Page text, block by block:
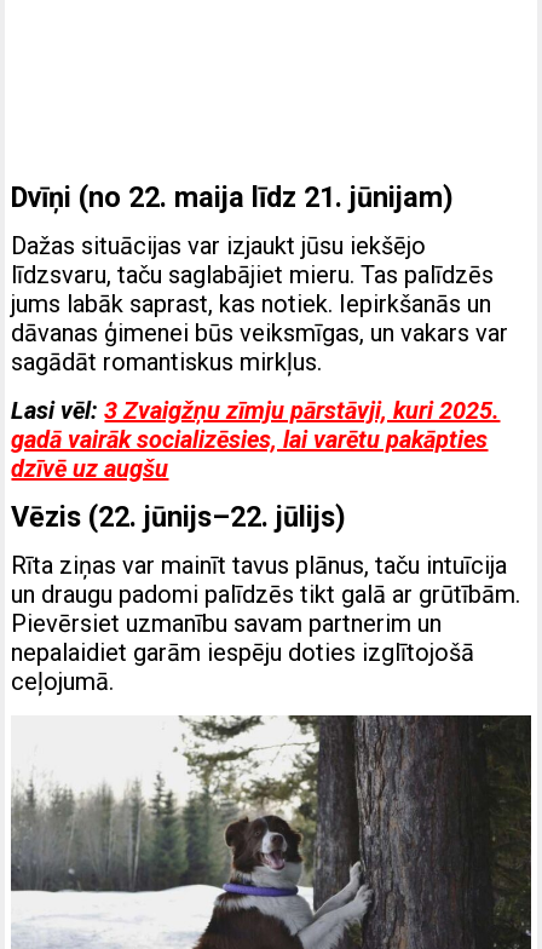
Dvīņi (no 22. maija līdz 21. jūnijam)
Dažas situācijas var izjaukt jūsu iekšējo
līdzsvaru, taču saglabājiet mieru. Tas palīdzēs
jums labāk saprast, kas notiek. Iepirkšanās un
dāvanas ģimenei būs veiksmīgas, un vakars var
sagādāt romantiskus mirkļus.
Lasi vēl:3 Zvaigžņu zīmju pārstāvji, kuri 2025.
gadā vairāk socializēsies, lai varētu pakāpties
dzīvē uz augšu
Vēzis (22. jūnijs–22. jūlijs)
Rīta ziņas var mainīt tavus plānus, taču intuīcija
un draugu padomi palīdzēs tikt galā ar grūtībām.
Pievērsiet uzmanību savam partnerim un
nepalaidiet garām iespēju doties izglītojošā
ceļojumā.